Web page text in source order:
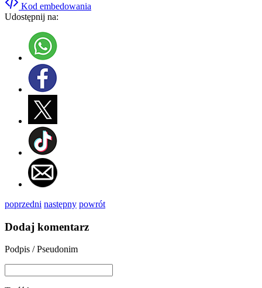
Kod embedowania
Udostępnij na:
poprzedni następny powrót
Dodaj komentarz
Podpis / Pseudonim